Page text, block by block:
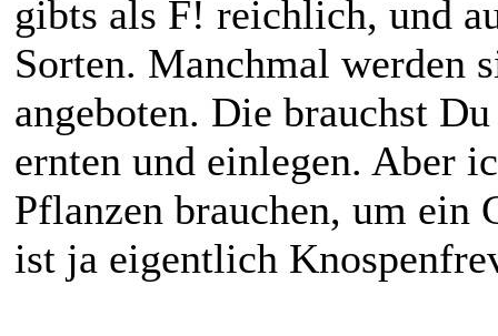
gibts als F! reichlich, und
Sorten. Manchmal werden
angeboten. Die brauchst
ernten und einlegen. Aber
Pflanzen brauchen, um ein
ist ja eigentlich